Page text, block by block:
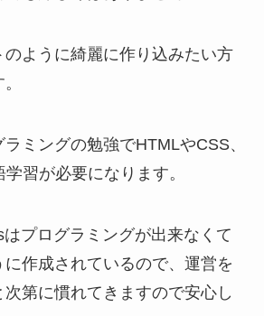
のように綺麗に作り込みたい方
ミングの勉強でHTMLやCSS、
習が必要になります。
はプログラミングが出来なくて
に作成されているので、運営を
第に慣れてきますので安心し